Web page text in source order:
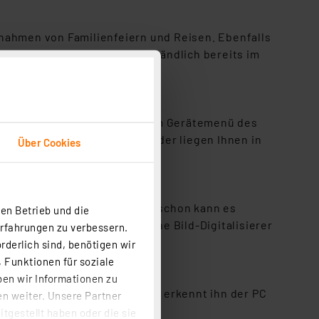
Über Cookies
Betrieb und die
zu verbessern.
sind, benötigen wir
Funktionen für soziale
wir Informationen zu
weiter. Unsere Partner
haben oder die sie
von Familienfeiern und Reisen. Ebenfalls
Diahalter sind selbstverständlich bereits im
Scan-Anpassungen im Gerätemenü des
Vorlieben. Die Bilder liegen Ihnen in
und Verwandten.
in die Filmhalter ein und schon kann es
- ein praktischer Stand-alone Bild-Digitalisierer
auf.
des Bild-Digitalisierers erkennt ihn der PC